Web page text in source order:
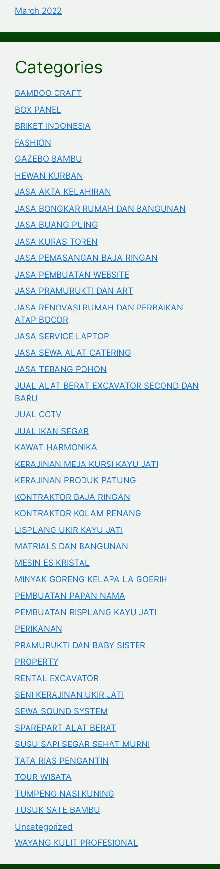
March 2022
Categories
BAMBOO CRAFT
BOX PANEL
BRIKET INDONESIA
FASHION
GAZEBO BAMBU
HEWAN KURBAN
JASA AKTA KELAHIRAN
JASA BONGKAR RUMAH DAN BANGUNAN
JASA BUANG PUING
JASA KURAS TOREN
JASA PEMASANGAN BAJA RINGAN
JASA PEMBUATAN WEBSITE
JASA PRAMURUKTI DAN ART
JASA RENOVASI RUMAH DAN PERBAIKAN
ATAP BOCOR
JASA SERVICE LAPTOP
JASA SEWA ALAT CATERING
JASA TEBANG POHON
JUAL ALAT BERAT EXCAVATOR SECOND DAN
BARU
JUAL CCTV
JUAL IKAN SEGAR
KAWAT HARMONIKA
KERAJINAN MEJA KURSI KAYU JATI
KERAJINAN PRODUK PATUNG
KONTRAKTOR BAJA RINGAN
KONTRAKTOR KOLAM RENANG
LISPLANG UKIR KAYU JATI
MATRIALS DAN BANGUNAN
MESIN ES KRISTAL
MINYAK GORENG KELAPA LA GOERIH
PEMBUATAN PAPAN NAMA
PEMBUATAN RISPLANG KAYU JATI
PERIKANAN
PRAMURUKTI DAN BABY SISTER
PROPERTY
RENTAL EXCAVATOR
SENI KERAJINAN UKIR JATI
SEWA SOUND SYSTEM
SPAREPART ALAT BERAT
SUSU SAPI SEGAR SEHAT MURNI
TATA RIAS PENGANTIN
TOUR WISATA
TUMPENG NASI KUNING
TUSUK SATE BAMBU
Uncategorized
WAYANG KULIT PROFESIONAL